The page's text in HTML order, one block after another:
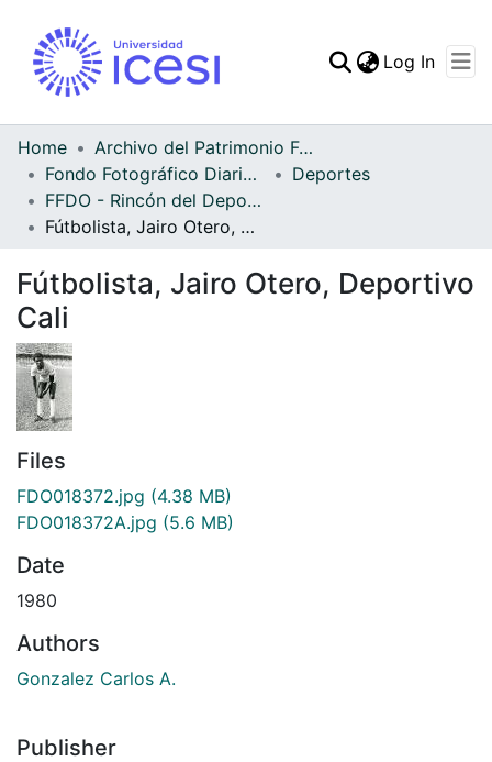
Statistics
Log In
Home
Archivo del Patrimonio Fotográfico y Fílmico del Valle del Cauca
Fondo Fotográfico Diario Occidente
Deportes
FFDO - Rincón del Deportivo Cali - Patrimonial
Fútbolista, Jairo Otero, Deportivo Cali
Fútbolista, Jairo Otero, Deportivo
Cali
Files
FDO018372.jpg (4.38 MB)
FDO018372A.jpg (5.6 MB)
Date
1980
Authors
Gonzalez Carlos A.
Publisher